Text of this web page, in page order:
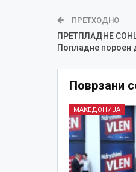
ПРЕТХОДНО
ПРЕТПЛАДНЕ
Попладне пороен
Поврзани
МАКЕДОНИЈА